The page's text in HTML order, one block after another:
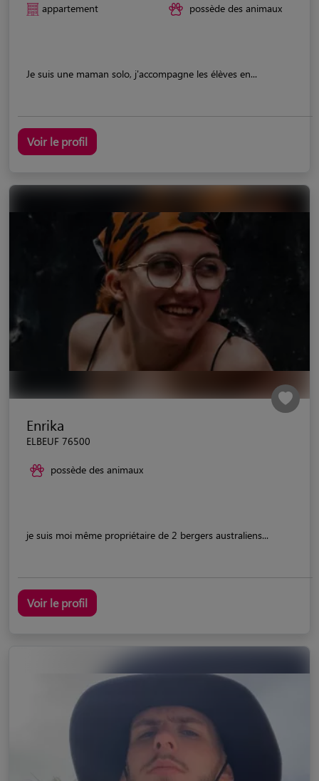
appartement possède des animaux
Je suis une maman solo, j'accompagne les élèves en...
Voir le profil
Enrika
ELBEUF 76500
possède des animaux
je suis moi même propriétaire de 2 bergers australiens...
Voir le profil